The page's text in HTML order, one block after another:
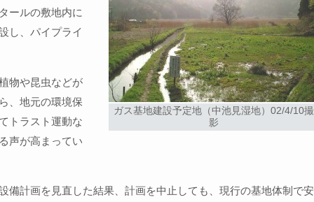
ガス基地建設予定地（中池見湿地）02/4/10撮
影
ールの敷地内に
し、パイプライ
物や昆虫などが
、地元の環境保
トラスト運動な
声が高まってい
備計画を見直した結果、計画を中止しても、現行の基地体制で安